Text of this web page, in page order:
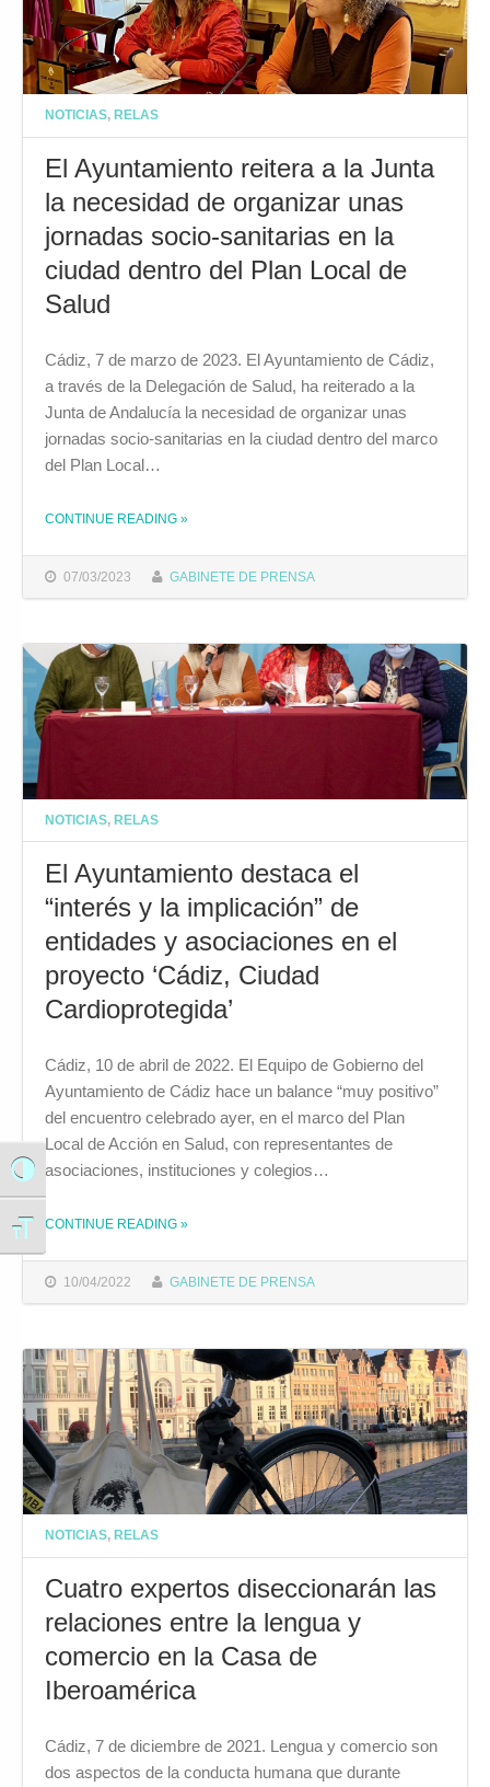
Alternar alto contraste
Alternar tamaño de letra
NOTICIAS, RELAS
El Ayuntamiento reitera a la Junta
la necesidad de organizar unas
jornadas socio-sanitarias en la
ciudad dentro del Plan Local de
Salud
07/03/2023 GABINETE DE PRENSA
Cádiz, 7 de marzo de 2023. El Ayuntamiento de Cádiz,
a través de la Delegación de Salud, ha reiterado a la
Junta de Andalucía la necesidad de organizar unas
jornadas socio-sanitarias en la ciudad dentro del marco
del Plan Local…
CONTINUE READING »
NOTICIAS, RELAS
El Ayuntamiento destaca el
“interés y la implicación” de
entidades y asociaciones en el
proyecto ‘Cádiz, Ciudad
Cardioprotegida’
10/04/2022 GABINETE DE PRENSA
Cádiz, 10 de abril de 2022. El Equipo de Gobierno del
Ayuntamiento de Cádiz hace un balance “muy positivo”
del encuentro celebrado ayer, en el marco del Plan
Local de Acción en Salud, con representantes de
asociaciones, instituciones y colegios…
CONTINUE READING THE "EL AYUNTAMIENTO DESTACA EL “INTERÉS Y LA IMPLICACIÓN” DE ENTIDADES Y ASOCIACIONES EN EL PROYECTO ‘CÁDIZ, CIUDAD CARDIOPROTEGIDA’"
»
NOTICIAS, RELAS
Cuatro expertos diseccionarán las
relaciones entre la lengua y
comercio en la Casa de
Iberoamérica
Cádiz, 7 de diciembre de 2021. Lengua y comercio son
dos aspectos de la conducta humana que durante